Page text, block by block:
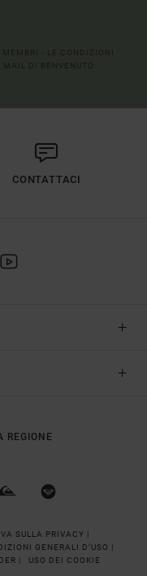
CONTATTACI
REGIONE
SULLA PRIVACY |
GENERALI D’USO |
|
USO DEI COOKIE